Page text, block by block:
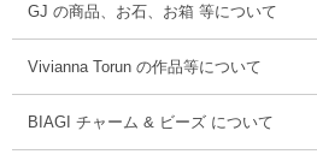
GJ の商品、お石、お箱 等について
Vivianna Torun の作品等について
BIAGI チャーム & ビーズ について